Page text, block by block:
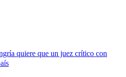
quiere que un juez crítico con